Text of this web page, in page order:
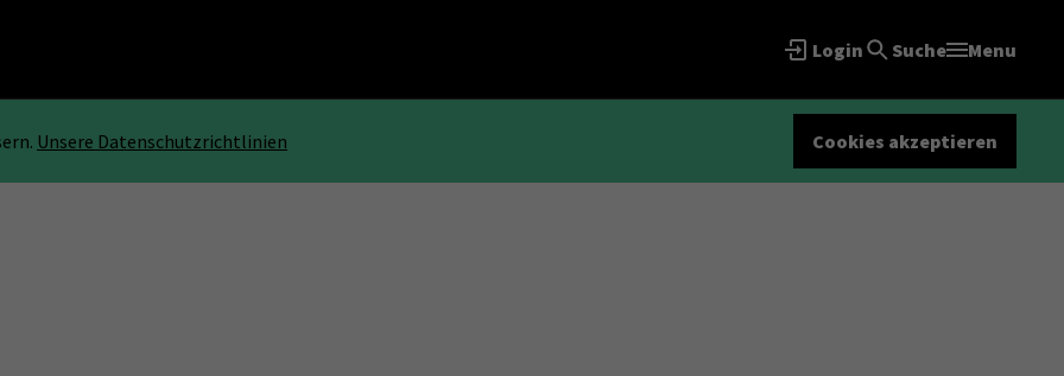
Login Suche Menu
Unsere Datenschutzrichtlinien Cookies akzeptieren